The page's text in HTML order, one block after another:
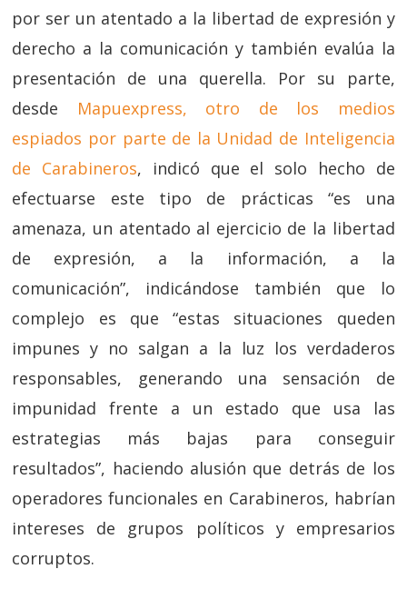
por ser un atentado a la libertad de expresión y
derecho a la comunicación y también evalúa la
presentación de una querella. Por su parte,
desde Mapuexpress, otro de los medios
espiados por parte de la Unidad de Inteligencia
de Carabineros, indicó que el solo hecho de
efectuarse este tipo de prácticas “es una
amenaza, un atentado al ejercicio de la libertad
de expresión, a la información, a la
comunicación”, indicándose también que lo
complejo es que “estas situaciones queden
impunes y no salgan a la luz los verdaderos
responsables, generando una sensación de
impunidad frente a un estado que usa las
estrategias más bajas para conseguir
resultados”, haciendo alusión que detrás de los
operadores funcionales en Carabineros, habrían
intereses de grupos políticos y empresarios
corruptos.